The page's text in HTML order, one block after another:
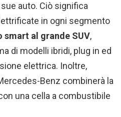
auto. Ciò significa
in ogni segmento
smart al grande SUV,
di modelli ibridi, plug in ed
elettrica. Inoltre,
Benz combinerà la
una cella a combustibile